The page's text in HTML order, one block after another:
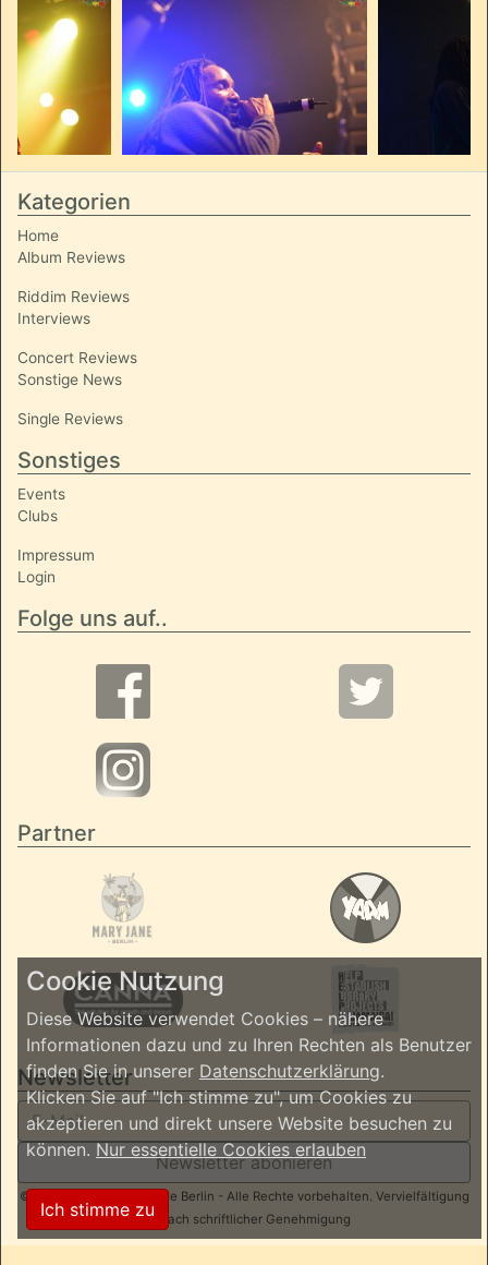
Kategorien
Home
Album Reviews
Riddim Reviews
Interviews
Concert Reviews
Sonstige News
Single Reviews
Sonstiges
Events
Clubs
Impressum
Login
Folge uns auf..
Partner
Newsletter
Newsletter abonieren
© 2026 ReggaeInBerlin.de Berlin - Alle Rechte vorbehalten. Vervielfältigung
nur nach schriftlicher Genehmigung
Cookie Nutzung
Diese Website verwendet Cookies – nähere
Informationen dazu und zu Ihren Rechten als Benutzer
finden Sie in unserer Datenschutzerklärung.
Klicken Sie auf "Ich stimme zu", um Cookies zu
akzeptieren und direkt unsere Website besuchen zu
können.Nur essentielle Cookies erlauben
Ich stimme zu